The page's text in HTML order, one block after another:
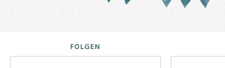
FOLGEN